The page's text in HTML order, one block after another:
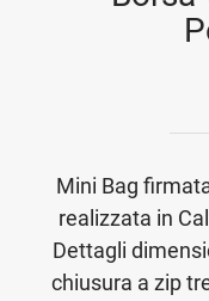
Mini Bag
realizzata in
Dettagli
chiusura a zip